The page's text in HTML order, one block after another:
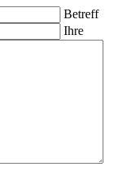
Betreff
Ihre